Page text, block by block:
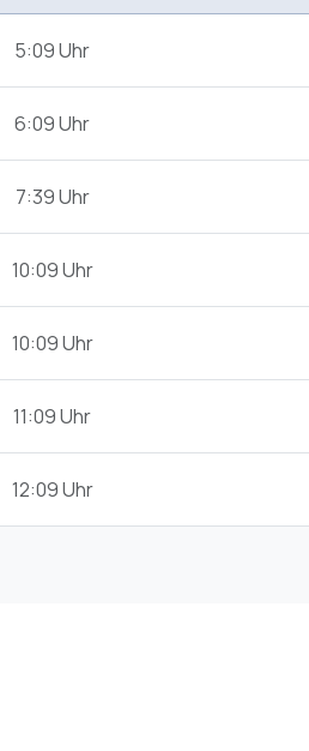
5:09 Uhr
6:09 Uhr
7:39 Uhr
10:09 Uhr
10:09 Uhr
11:09 Uhr
12:09 Uhr